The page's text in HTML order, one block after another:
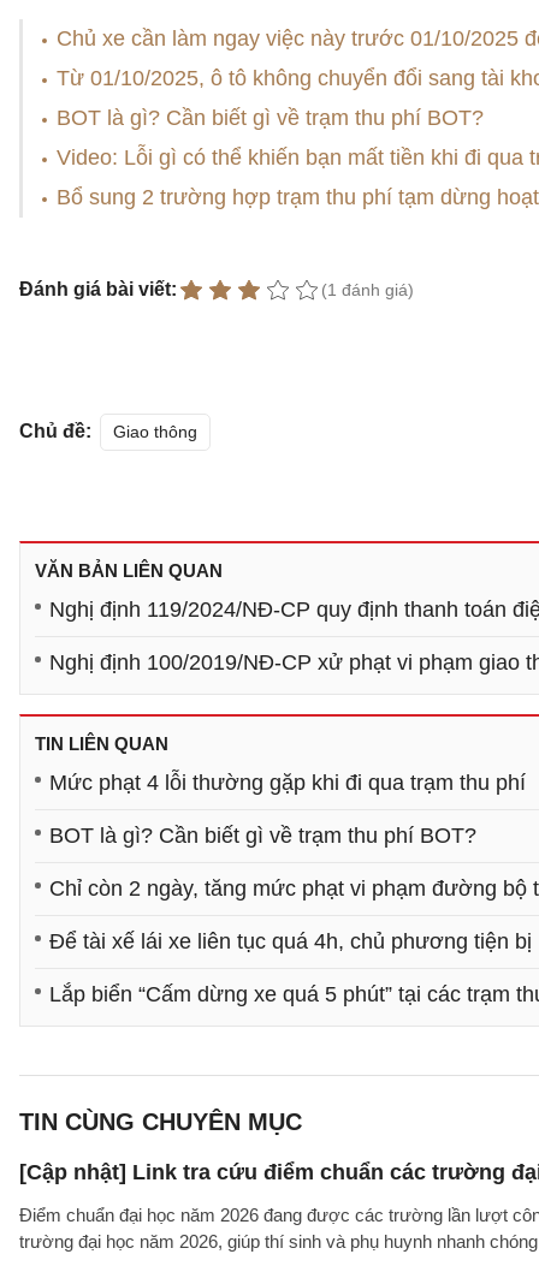
Chủ xe cần làm ngay việc này trước 01/10/2025
Từ 01/10/2025, ô tô không chuyển đổi sang tài
BOT là gì? Cần biết gì về trạm thu phí BOT?
Video: Lỗi gì có thể khiến bạn mất tiền khi đi qua
Bổ sung 2 trường hợp trạm thu phí tạm dừng
Đánh giá bài viết: (1 đánh giá)
Chủ đề: Giao thông
VĂN BẢN LIÊN QUAN
Nghị định 119/2024/NĐ-CP quy định thanh toán
Nghị định 100/2019/NĐ-CP xử phạt vi phạm giao
TIN LIÊN QUAN
Mức phạt 4 lỗi thường gặp khi đi qua trạm thu phí
BOT là gì? Cần biết gì về trạm thu phí BOT?
Chỉ còn 2 ngày, tăng mức phạt vi phạm đường bộ
Để tài xế lái xe liên tục quá 4h, chủ phương tiện bị
Lắp biển “Cấm dừng xe quá 5 phút” tại các trạm
TIN CÙNG CHUYÊN MỤC
[Cập nhật] Link tra cứu điểm chuẩn các trường
Điểm chuẩn đại học năm 2026 đang được các trường lần lượt
trường đại học năm 2026, giúp thí sinh và phụ huynh nhanh